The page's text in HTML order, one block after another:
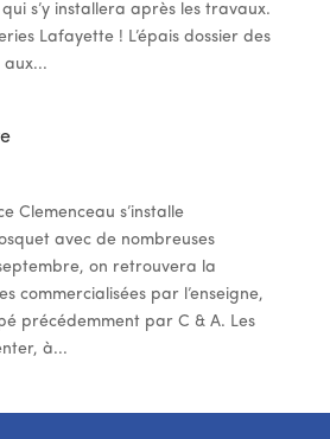
qui s’y installera après les travaux.
Lafayette ! L’épais dossier des
aux...
Clemenceau s’installe
avec de nombreuses
on retrouvera la
commercialisées par l’enseigne,
précédemment par C & A. Les
à...